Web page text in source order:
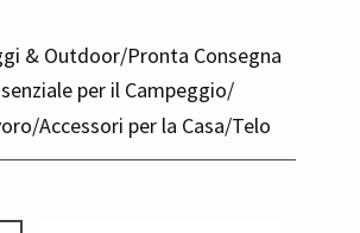
& Outdoor/Pronta Consegna
per il Campeggio/
/Accessori per la Casa/Telo